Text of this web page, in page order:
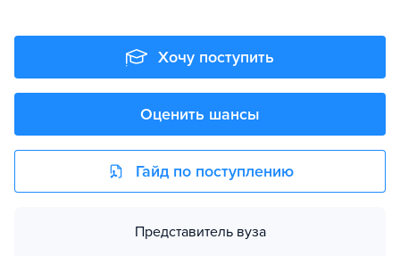
Хочу поступить
Оценить шансы
Гайд по поступлению
Представитель вуза